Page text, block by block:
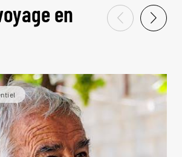
en